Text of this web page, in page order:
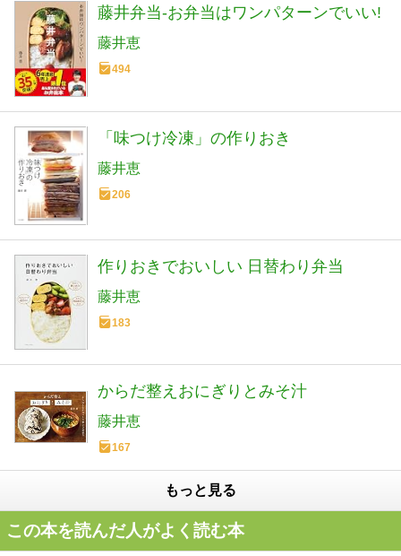
藤井弁当-お弁当はワンパターンでいい!
藤井恵
494
「味つけ冷凍」の作りおき
藤井恵
206
作りおきでおいしい 日替わり弁当
藤井恵
183
からだ整えおにぎりとみそ汁
藤井恵
167
もっと見る
この本を読んだ人がよく読む本